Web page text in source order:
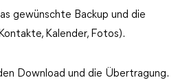
gewünschte Backup und die
Kalender, Fotos).
Download und die Übertragung.